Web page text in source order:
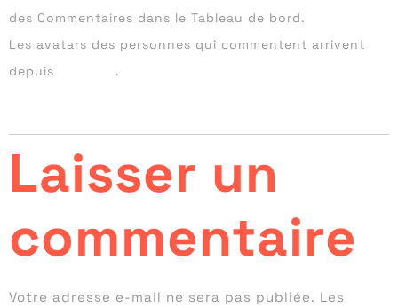
des Commentaires dans le Tableau de bord.
Les avatars des personnes qui commentent arrivent
depuis
.
Laisser un
commentaire
Votre adresse e-mail ne sera pas publiée. Les